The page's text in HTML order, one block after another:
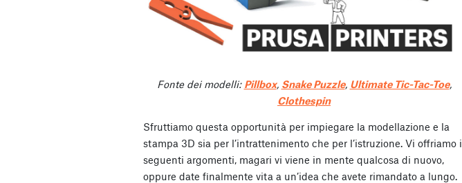
Fonte dei modelli: Pillbox, Snake Puzzle, Ultimate Tic-Tac-Toe,
Clothespin
Sfruttiamo questa opportunità per impiegare la modellazione e la
stampa 3D sia per l’intrattenimento che per l’istruzione. Vi offriamo i
seguenti argomenti, magari vi viene in mente qualcosa di nuovo,
oppure date finalmente vita a un’idea che avete rimandato a lungo.